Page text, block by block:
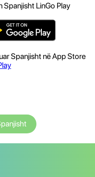
Spanjisht LinGo Play
Spanjisht në App Store